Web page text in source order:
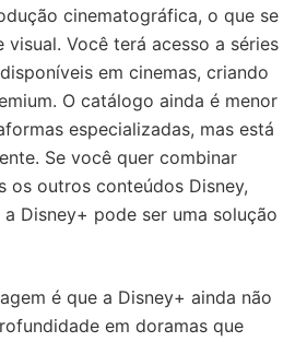
cinematográfica, o que se
visual. Você terá acesso a séries
em cinemas, criando
O catálogo ainda é menor
especializadas, mas está
Se você quer combinar
os outros conteúdos Disney,
a Disney+ pode ser uma solução
é que a Disney+ ainda não
em doramas que